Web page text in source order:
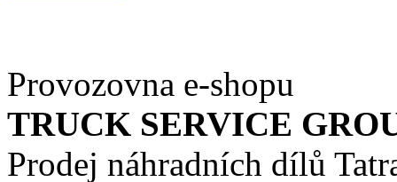
Provozovna e-shopu
TRUCK SERVICE
Prodej náhradních dílů